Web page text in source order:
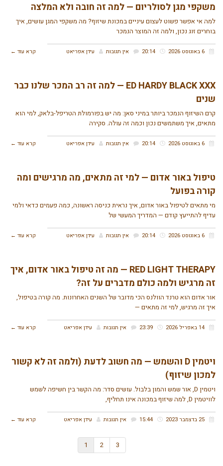
קורס שיזוף בהתזה
דרושים
משקפי מגן לסולריום — למה זה חובה ולא המלצה
למה אי אפשר פשוט לעצום עיניים במכונת שיזוף? מה משקפי המגן עושים, איך
בוחרים זוג נכון, ולמה זה המוצר הנמכר
אין תגובות עידן אפריאט קרא עוד ←
ED HARDY BLACK XXX — למה זה רב המכר שלנו כבר
שנים
קרם השיזוף הנמכר ביותר במיני סאן: מה יש בפורמולת הטריפל-בלאק, למי הוא
מתאים, איך משתמשים נכון וכמה זה עולה. סקירה
אין תגובות עידן אפריאט קרא עוד ←
טיפול באור אדום — למי זה מתאים, מה מרגישים ומה
קורה בפועל
מי מתאים לטיפול באור אדום, איך נראית כניסה ראשונה, כמה פעמים כדאי ולמי
עדיף להתייעץ קודם — המדריך המעשי של
אין תגובות עידן אפריאט קרא עוד ←
RED LIGHT THERAPY — מה זה טיפול באור אדום, איך
זה מרגיש ולמה כולם מדברים על זה?
אור אדום הוא טרנד הוולנס הכי מדובר של השנים האחרונות. מה קורה בטיפול,
איך זה מרגיש, למי זה מתאים —
אין תגובות עידן אפריאט קרא עוד ←
ויטמין D והשמש — מה חשוב לדעת (ולמה זה לא קשור
למכון שיזוף)
ויטמין D, אור שמש והמון בלבול. עושים סדר: מה הקשר בין חשיפה לשמש
לוויטמין D, למה שיזוף במכונה אינו תחליף,
אין תגובות עידן אפריאט קרא עוד ←
1 2 3